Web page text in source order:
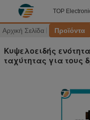
TOP
Αρχική Σελίδα Προϊόντα
Κυψελοειδής
ταχύτητας για τους